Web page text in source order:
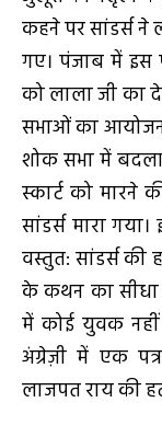
कहने पर सांडर्स ने
गए। पंजाब में इस
को लाला जी का
सभाओं का
शोक सभा में
स्कार्ट को मारने
सांडर्स मारा
वस्तुत: सांडर्स की
के कथन का सीधा
में कोई युवक नहीं
अंग्रेज़ी में एक
लाजपत राय की